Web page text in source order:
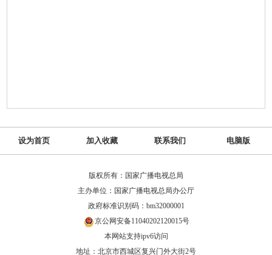
设为首页 加入收藏 联系我们 电脑版
版权所有：国家广播电视总局
主办单位：国家广播电视总局办公厅
政府标准识别码：bm32000001
京公网安备11040202120015号
本网站支持ipv6访问
地址：北京市西城区复兴门外大街2号